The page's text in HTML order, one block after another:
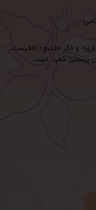
و ذکر «منبع» کافیست.
پرستیژ شاپ است.